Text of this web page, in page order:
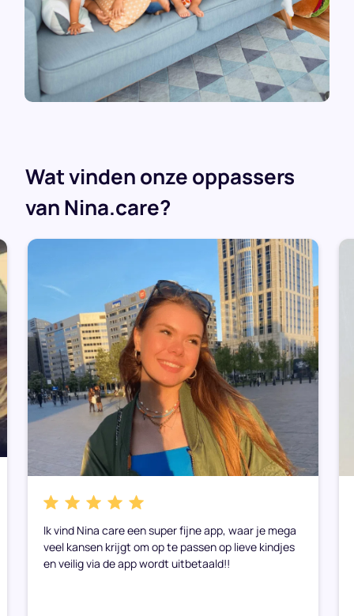
Wat vinden onze oppassers
van Nina.care?
Ik vind Nina care een super fijne app, waar je mega
veel kansen krijgt om op te passen op lieve kindjes
en veilig via de app wordt uitbetaald!!